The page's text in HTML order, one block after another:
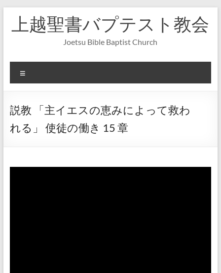
へ
上越聖書バプテスト教会
Joetsu Bible Baptist Church
ニ
ー
説教 「主イエスの恵みによって救わ
れる」 使徒の働き 15 章